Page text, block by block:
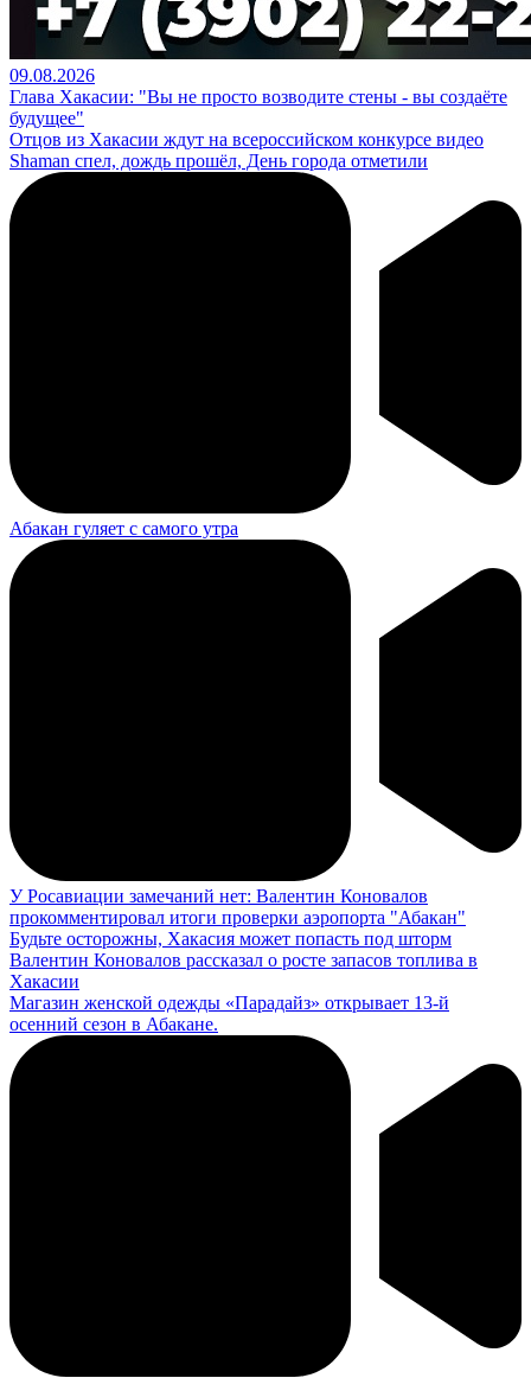
09.08.2026
Глава Хакасии: "Вы не просто возводите стены - вы создаёте
будущее"
Отцов из Хакасии ждут на всероссийском конкурсе видео
Shaman спел, дождь прошёл, День города отметили
Абакан гуляет с самого утра
У Росавиации замечаний нет: Валентин Коновалов
прокомментировал итоги проверки аэропорта "Абакан"
Будьте осторожны, Хакасия может попасть под шторм
Валентин Коновалов рассказал о росте запасов топлива в
Хакасии
Магазин женской одежды «Парадайз» открывает 13-й
осенний сезон в Абакане.